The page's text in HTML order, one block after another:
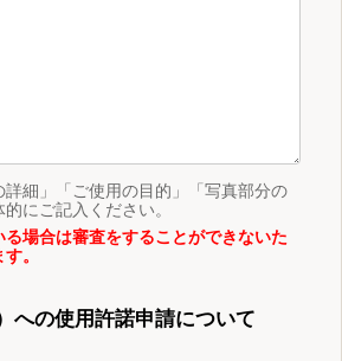
細」「ご使用の目的」「写真部分の
にご記入ください。
場合は審査をすることができないた
。
への使用許諾申請について